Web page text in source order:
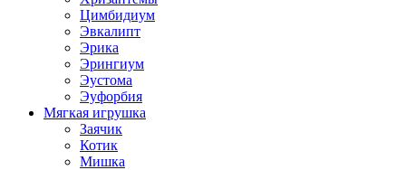
Цимбидиум
Эвкалипт
Эрика
Эрингиум
Эустома
Эуфорбия
Мягкая игрушка
Заячик
Котик
Мишка